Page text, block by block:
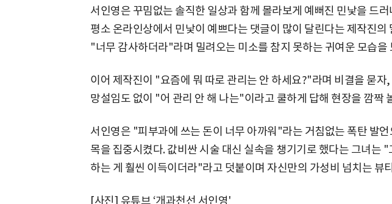
서인영은 꾸밈없는 솔직한 일상과 함께 몰라보게 예뻐진 민낯을 드
평소 온라인상에서 민낯이 예쁘다는 댓글이 많이 달린다는 제작진의
"너무 감사하더라"라며 밀려오는 미소를 참지 못하는 귀여운 모습을
이어 제작진이 "요즘에 뭐 따로 관리는 안 하세요?"라며 비결을 묻자,
망설임도 없이 "어 관리 안 해 나는"이라고 쿨하게 답해 현장을 깜짝
서인영은 "피부과에 쓰는 돈이 너무 아까워"라는 거침없는 폭탄 발언
목을 집중시켰다. 값비싼 시술 대신 실속을 챙기기로 했다는 그녀는
하는 게 훨씬 이득이더라"라고 덧붙이며 자신만의 가성비 넘치는 뷰
[사진] 유튜브 ‘개과천선 서인영'